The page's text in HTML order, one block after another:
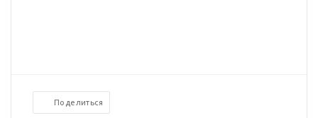
Поделиться